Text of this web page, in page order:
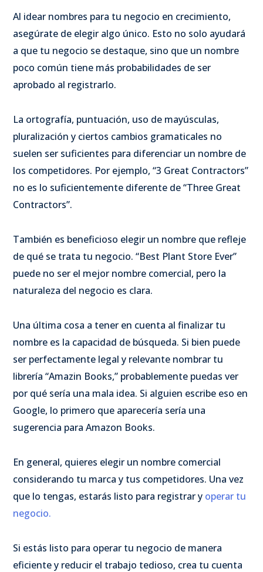
Al idear nombres para tu negocio en crecimiento,
asegúrate de elegir algo único. Esto no solo ayudará
a que tu negocio se destaque, sino que un nombre
poco común tiene más probabilidades de ser
aprobado al registrarlo.
La ortografía, puntuación, uso de mayúsculas,
pluralización y ciertos cambios gramaticales no
suelen ser suficientes para diferenciar un nombre de
los competidores. Por ejemplo, “3 Great Contractors”
no es lo suficientemente diferente de “Three Great
Contractors”.
También es beneficioso elegir un nombre que refleje
de qué se trata tu negocio. “Best Plant Store Ever”
puede no ser el mejor nombre comercial, pero la
naturaleza del negocio es clara.
Una última cosa a tener en cuenta al finalizar tu
nombre es la capacidad de búsqueda. Si bien puede
ser perfectamente legal y relevante nombrar tu
librería “Amazin Books,” probablemente puedas ver
por qué sería una mala idea. Si alguien escribe eso en
Google, lo primero que aparecería sería una
sugerencia para Amazon Books.
En general, quieres elegir un nombre comercial
considerando tu marca y tus competidores. Una vez
que lo tengas, estarás listo para registrar y operar tu
negocio.
Si estás listo para operar tu negocio de manera
eficiente y reducir el trabajo tedioso, crea tu cuenta